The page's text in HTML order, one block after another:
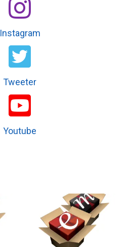
Instagram
Tweeter
Youtube